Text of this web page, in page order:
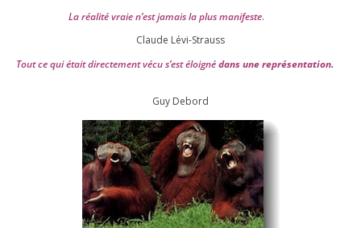
La réa­lité vraie n’est jamais la plus mani­feste.
Claude Lévi-Strauss
Tout ce qui était direc­te­ment vécu s’est éloi­gnédans une repré­sen­ta­tion.
Guy Debord